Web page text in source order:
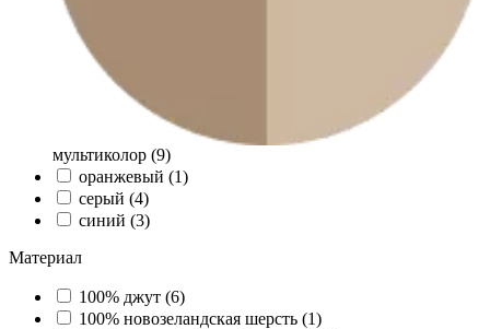
мультиколор (9)
оранжевый (1)
серый (4)
синий (3)
Материал
100% джут (6)
100% новозеландская шерсть (1)